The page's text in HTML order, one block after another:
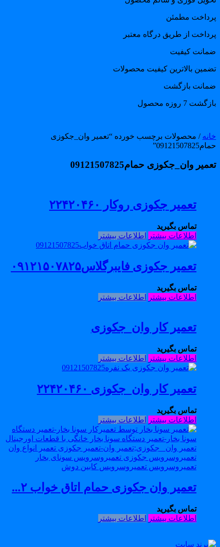
مطمئن
از طریق درگاه معتبر
کیفیت
بالاترین کیفیت محصولات
بازگشت
7 روزه محصول
/ محصولات برچسب خورده “تعمیر وان_جکوزی
وان_جکوزی حمام09121507825
تعمیر جکوزی روکار ۲۲۴۲۰۴۶۰
تماس بگیرید
اطلاعات بیشتر اطلاعات بیشتر
تعمیر جکوزی فایبرگلاس۰۹۱۲۱۵۰۷۸۲۵
تماس بگیرید
اطلاعات بیشتر اطلاعات بیشتر
تعمیر کار وان_جکوزی
تماس بگیرید
اطلاعات بیشتر اطلاعات بیشتر
تعمیر کار وان_جکوزی ۲۲۴۲۰۴۶۰
تماس بگیرید
اطلاعات بیشتر اطلاعات بیشتر
تعمیر وان جکوزی حمام اتاق خواب ۲...
تماس بگیرید
اطلاعات بیشتر اطلاعات بیشتر